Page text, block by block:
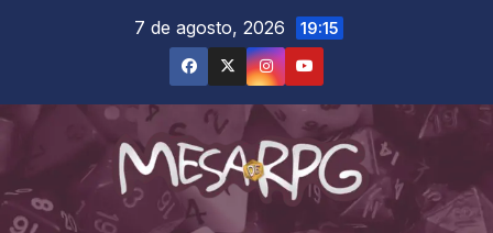
7 de agosto, 2026 19:15